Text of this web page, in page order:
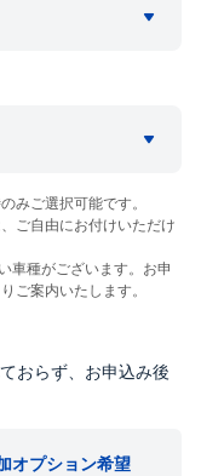
みご選択可能です。
ご自由にお付けいただけ
車種がございます。お申
ご案内いたします。
おらず、お申込み後
オプション希望